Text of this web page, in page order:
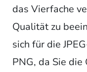
das Vierfache
Qualität zu
sich für die
PNG, da Sie die